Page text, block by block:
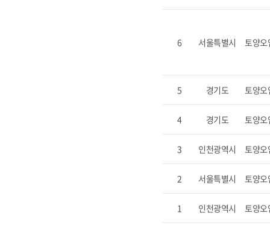
6 서울특별시 토양오
5 경기도 토양오
4 경기도 토양오
3 인천광역시 토양오
2 서울특별시 토양오
1 인천광역시 토양오